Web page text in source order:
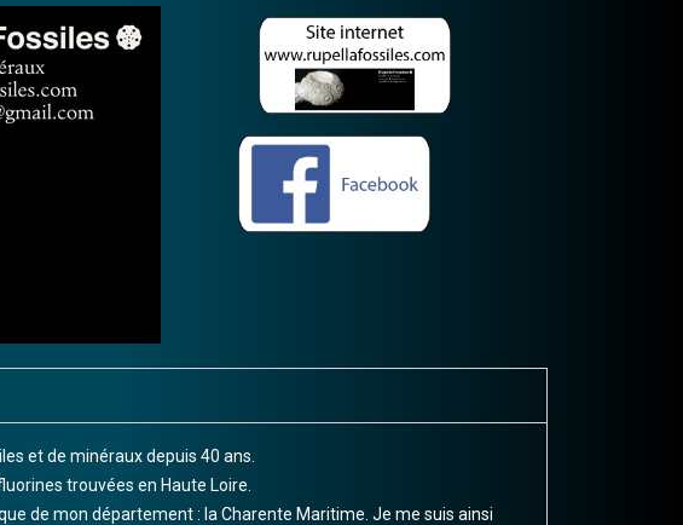
et de minéraux depuis 40 ans.
trouvées en Haute Loire.
de mon département : la Charente Maritime. Je me suis ainsi